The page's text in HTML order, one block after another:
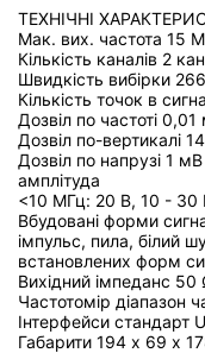
ТЕХНІЧНІ
Мак. вих. частота
Кількість каналів 2
Швидкість вибірки
Кількість точок в
Дозвіл по частоті 0,01
Дозвіл по-вертикалі 14
Дозвіл по напрузі 1 мВ
амплітуда
<10 МГц: 20 В, 10 -
Вбудовані форми
імпульс, пила, білий
встановлених форм
Вихідний імпеданс 50
Частотомір діапазон
Інтерфейси стандарт
Габарити 194 х 69 х